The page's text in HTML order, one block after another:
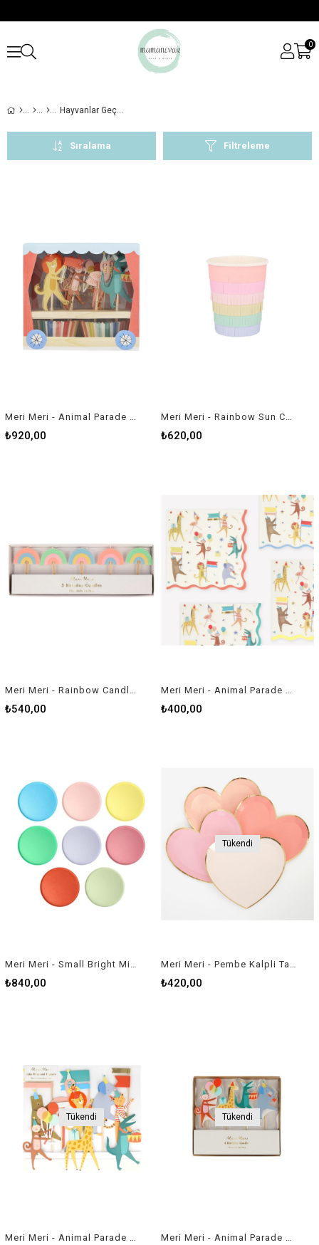
0
Hayvanlar Geçit Töreni
Filtreleme
Sıralama
₺920,00 ₺620,00
Meri Meri - Rainbow Candles - Gökkuşağı Mumlar - 5li
₺540,00
Meri Meri - Animal Parade Napkins - Hayvanlar Geçit Töreni Peçete - L - 16'lı
₺400,00
₺840,00
Tükendi
₺420,00
Tükendi
Meri Meri - Animal Parade Cake Wrap & Toppers - Hayvanlar Geçit Töreni Pasta Kenar Dekoru ve Süsleri
Tükendi
Meri Meri - Animal Parade Candles - Hayvan Geçit Töreni Mumlar - 4'lü